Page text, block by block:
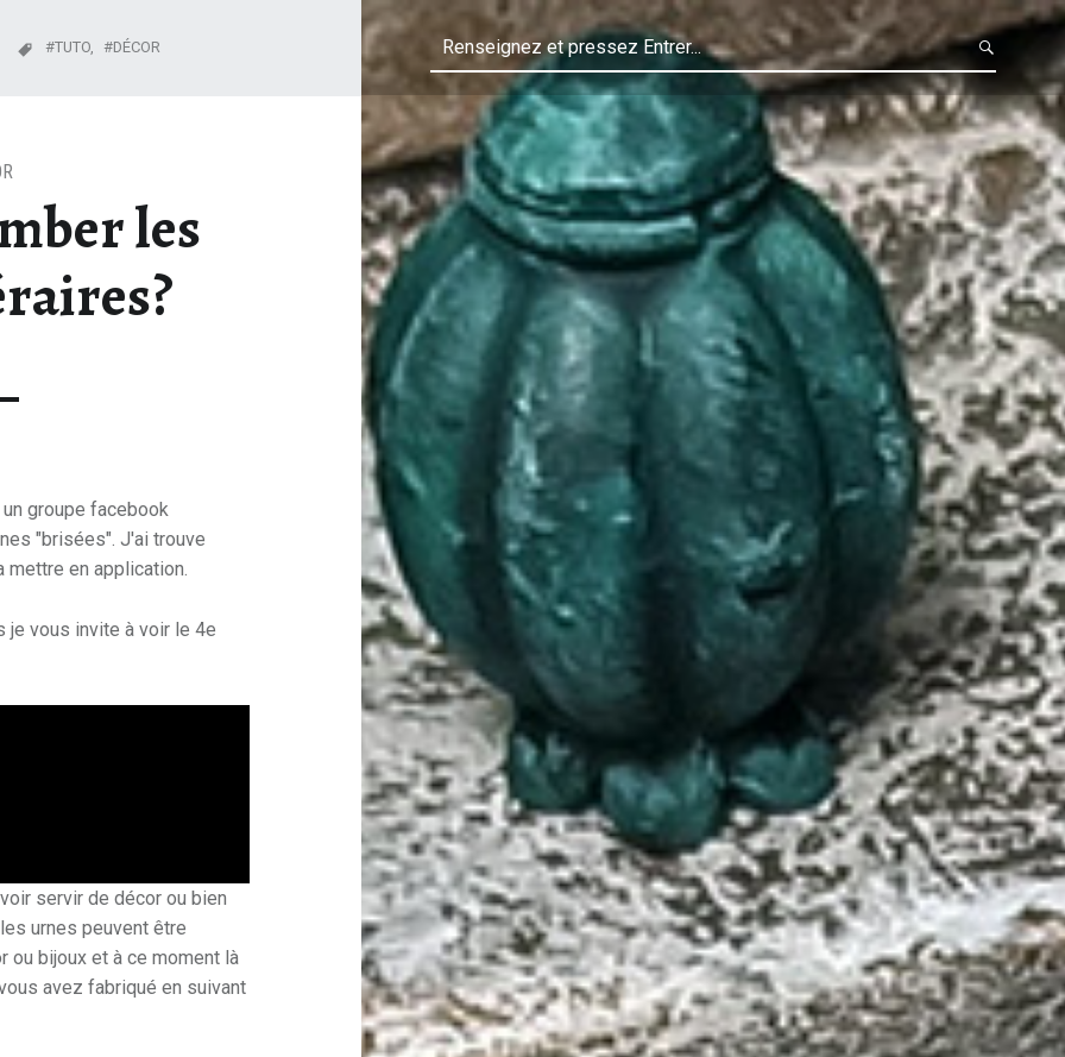
les
TUTO, DÉCOR
groupe facebook
"brisées". J'ai trouve
en application.
je vous invite à voir le 4e
servir de décor ou bien
urnes peuvent être
ou bijoux et à ce moment là
avez fabriqué en suivant